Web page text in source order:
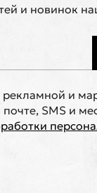
и новинок
и
SMS и